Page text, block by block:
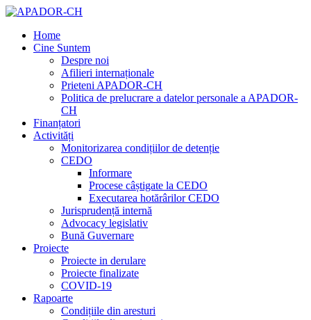
Home
Cine Suntem
Despre noi
Afilieri internaționale
Prieteni APADOR-CH
Politica de prelucrare a datelor personale a APADOR-
CH
Finanțatori
Activități
Monitorizarea condițiilor de detenție
CEDO
Informare
Procese câștigate la CEDO
Executarea hotărârilor CEDO
Jurisprudență internă
Advocacy legislativ
Bună Guvernare
Proiecte
Proiecte in derulare
Proiecte finalizate
COVID-19
Rapoarte
Condițiile din aresturi